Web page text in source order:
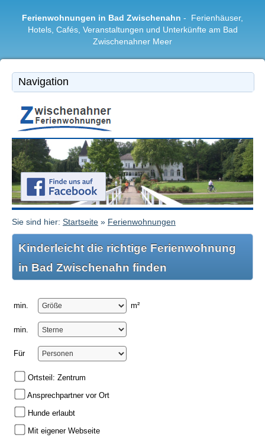
Ferienwohnungen in Bad Zwischenahn - Ferienhäuser,
Hotels, Cafés, Veranstaltungen und Unterkünfte am Bad
Zwischenahner Meer
|
Ferienwohnungen
|
Freizeitangebote
|
Restaurants & Cafés
|
Region
Sie sind hier: Startseite » Ferienwohnungen
Kinderleicht die richtige Ferienwohnung
in Bad Zwischenahn finden
min. m²
min.
Für
Ortsteil: Zentrum
Ansprechpartner vor Ort
Hunde erlaubt
Mit eigener Webseite